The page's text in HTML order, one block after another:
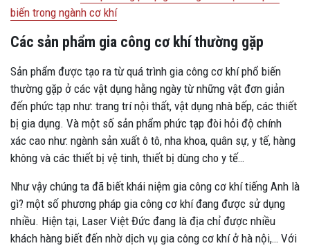
biến trong ngành cơ khí
Các sản phẩm gia công cơ khí thường gặp
Sản phẩm được tạo ra từ quá trình gia công cơ khí phổ biến
thường gặp ở các vật dụng hằng ngày từ những vật đơn giản
đến phức tạp như: trang trí nội thất, vật dụng nhà bếp, các thiết
bị gia dụng. Và một số sản phẩm phức tạp đòi hỏi độ chính
xác cao như: ngành sản xuất ô tô, nha khoa, quân sự, y tế, hàng
không và các thiết bị vệ tinh, thiết bị dùng cho y tế…
Như vậy chúng ta đã biết khái niệm gia công cơ khí tiếng Anh là
gì? một số phương pháp gia công cơ khí đang được sử dụng
nhiều. Hiện tại, Laser Việt Đức đang là địa chỉ được nhiều
khách hàng biết đến nhờ dịch vụ gia công cơ khí ở hà nội,… Với